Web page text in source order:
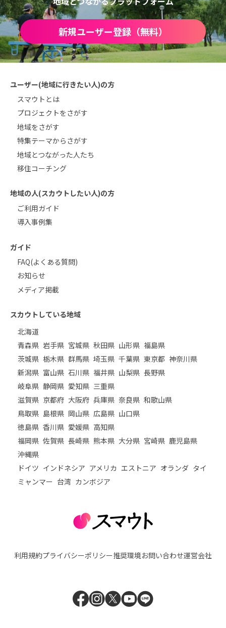
新規ユーザー登録（無料）
ユーザー(地域に行きたい人)の方
スマウトとは
プロジェクトをさがす
地域をさがす
特集テーマからさがす
地域とつながった人たち
移住コーチング
地域の人(スカウトしたい人)の方
ご利用ガイド
導入事例集
ガイド
FAQ(よくある質問)
お知らせ
メディア掲載
スカウトしている地域
北海道
青森県 岩手県 宮城県 秋田県 山形県 福島県
茨城県 栃木県 群馬県 埼玉県 千葉県 東京都 神奈川県
新潟県 富山県 石川県 福井県 山梨県 長野県
岐阜県 静岡県 愛知県 三重県
滋賀県 京都府 大阪府 兵庫県 奈良県 和歌山県
鳥取県 島根県 岡山県 広島県 山口県
徳島県 香川県 愛媛県 高知県
福岡県 佐賀県 長崎県 熊本県 大分県 宮崎県 鹿児島県
沖縄県
ドイツ インドネシア アメリカ エストニア オランダ タイ
ミャンマー 台湾 カンボジア
利用規約プライバシーポリシー推奨環境お問い合わせ運営会社